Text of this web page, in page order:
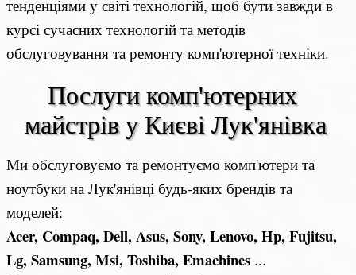
тенденціями у світі технологій, щоб бути завжди в
курсі сучасних технологій та методів
обслуговування та ремонту комп'ютерної техніки.
Послуги комп'ютерних
майстрів у Києві Лук'янівка
Ми обслуговуємо та ремонтуємо комп'ютери та
ноутбуки на Лук'янівці будь-яких брендів та
моделей:
Acer, Compaq, Dell, Asus, Sony, Lenovo, Hp, Fujitsu,
Lg, Samsung, Msi, Toshiba, Emachines ...